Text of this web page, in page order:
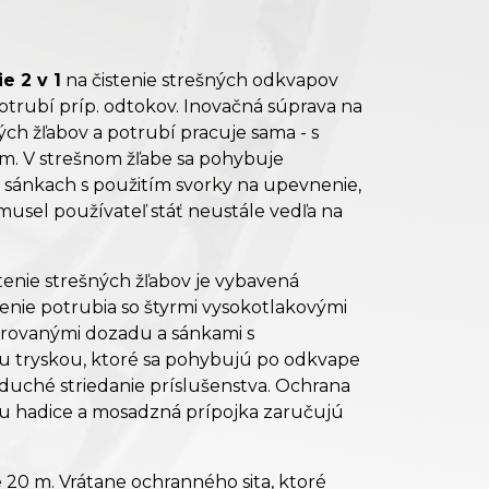
2 v 1 na čistenie strešných odkvapov
príp. odtokov. Inovačná súprava na
žľabov a potrubí pracuje sama - s
V strešnom žľabe sa pohybuje
s použitím svorky na upevnenie,
používateľ stáť neustále vedľa na
strešných žľabov je vybavená
potrubia so štyrmi vysokotlakovými
dozadu a sánkami s
tryskou, ktoré sa pohybujú po odkvape
striedanie príslušenstva. Ochrana
hadice a mosadzná prípojka zaručujú
20 m. Vrátane ochranného sita, ktoré